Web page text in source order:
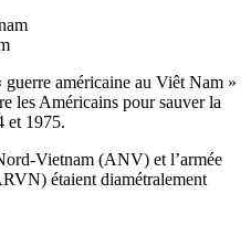
américaine au Viêt Nam »
les Américains pour sauver la
et 1975.
Vietnam (ANV) et l’armée
étaient diamétralement